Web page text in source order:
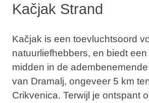
Kačjak Strand
Kačjak is een toevluchtsoord
natuurliefhebbers, en biedt
midden in de
van Dramalj, ongeveer 5 km
Crikvenica. Terwijl je ontspant